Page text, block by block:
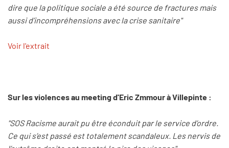
dire que la politique sociale a été source de fractures mais
aussi d’incompréhensions avec la crise sanitaire"
Voir l'extrait
Sur les violences au meeting d'Eric Zmmour à Villepinte :
"SOS Racisme aurait pu être éconduit par le service d’ordre.
Ce qui s’est passé est totalement scandaleux. Les nervis de